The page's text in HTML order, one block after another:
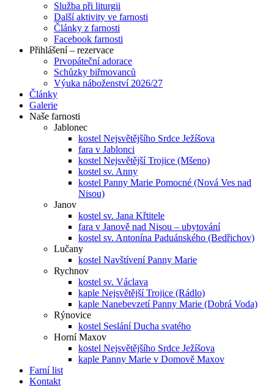
Služba při liturgii
Další aktivity ve farnosti
Články z farnosti
Facebook farnosti
Přihlášení – rezervace
Prvopáteční adorace
Schůzky biřmovanců
Výuka náboženství 2026/27
Články
Galerie
Naše farnosti
Jablonec
kostel Nejsvětějšího Srdce Ježíšova
fara v Jablonci
kostel Nejsvětější Trojice (Mšeno)
kostel sv. Anny
kostel Panny Marie Pomocné (Nová Ves nad
Nisou)
Janov
kostel sv. Jana Křtitele
fara v Janově nad Nisou – ubytování
kostel sv. Antonína Paduánského (Bedřichov)
Lučany
kostel Navštívení Panny Marie
Rychnov
kostel sv. Václava
kaple Nejsvětější Trojice (Rádlo)
kaple Nanebevzetí Panny Marie (Dobrá Voda)
Rýnovice
kostel Seslání Ducha svatého
Horní Maxov
kostel Nejsvětějšího Srdce Ježíšova
kaple Panny Marie v Domově Maxov
Farní list
Kontakt